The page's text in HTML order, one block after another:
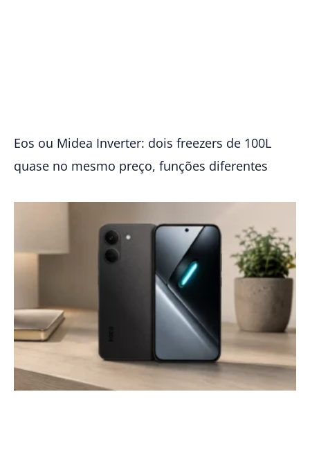
Eos ou Midea Inverter: dois freezers de 100L
quase no mesmo preço, funções diferentes